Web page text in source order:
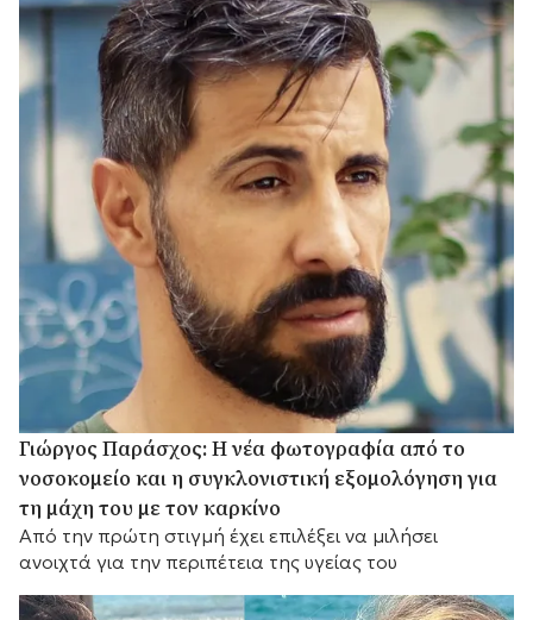
Γιώργος Παράσχος: Η νέα φωτογραφία από το
νοσοκομείο και η συγκλονιστική εξομολόγηση για
τη μάχη του με τον καρκίνο
Από την πρώτη στιγμή έχει επιλέξει να μιλήσει
ανοιχτά για την περιπέτεια της υγείας του